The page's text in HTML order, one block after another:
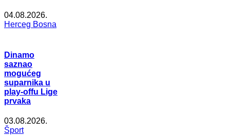
04.08.2026.
Herceg Bosna
Dinamo
saznao
mogućeg
suparnika u
play-offu Lige
prvaka
03.08.2026.
Šport